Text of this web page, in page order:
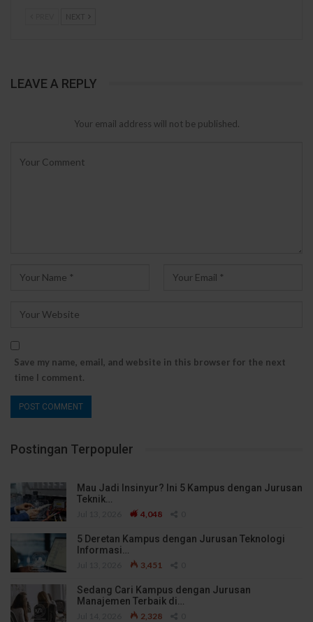
NEXT
LEAVE A REPLY
Your email address will not be published.
Save my name, email, and website in this browser for the next
time I comment.
Postingan Terpopuler
Mau Jadi Insinyur? Ini 5 Kampus dengan Jurusan
Teknik…
4,048
5 Deretan Kampus dengan Jurusan Teknologi
Informasi…
3,451
Sedang Cari Kampus dengan Jurusan
Manajemen Terbaik di…
2,328